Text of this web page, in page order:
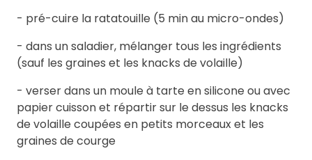
- pré-cuire la ratatouille (5 min au micro-ondes)
- dans un saladier, mélanger tous les ingrédients
(sauf les graines et les knacks de volaille)
- verser dans un moule à tarte en silicone ou avec
papier cuisson et répartir sur le dessus les knacks
de volaille coupées en petits morceaux et les
graines de courge